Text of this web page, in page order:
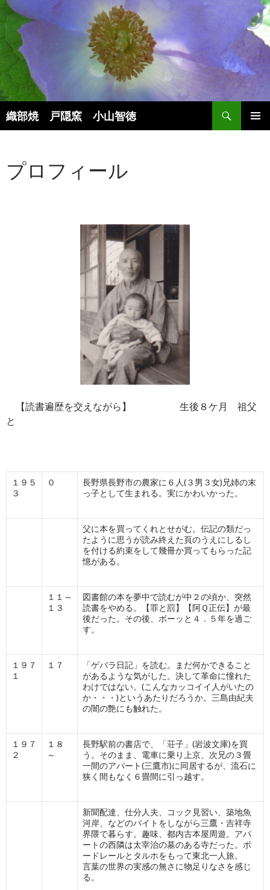
織部焼 戸隠窯 小山智徳
検
索
ン
ツ
プロフィール
【読書遍歴を交えながら】 生後８ケ月 祖父
と
１９５
３
０
長野県長野市の農家に６人(３男３女)兄姉の末
っ子として生まれる。実にかわいかった。
父に本を買ってくれとせがむ。伝記の類だっ
たように思うが読み終えた頁のうえにしるし
を付ける約束をして幾冊か買ってもらった記
憶がある。
１１～
１３
図書館の本を夢中で読むが中２の頃か、突然
読書をやめる。【罪と罰】【阿Ｑ正伝】が最
後だった。その後、ボーッと４．５年を過ご
す。
１９７
１
１７
「ゲバラ日記」を読む。まだ何かできること
があるような気がした。決して革命に憧れた
わけではない。(こんなカッコイイ人がいたの
か・・・)というあたりだろうか。三島由紀夫
の闇の艶にも触れた。
１９７
２
１８
～
長野駅前の書店で、「荘子」(岩波文庫)を買
う。そのまま、電車に乗り上京、次兄の３畳
一間のアパート(三鷹市)に同居するが、流石に
狭く間もなく６畳間に引っ越す。
新聞配達、仕分人夫、コック見習い、築地魚
河岸、などのバイトをしながら三鷹・吉祥寺
界隈で暮らす。趣味、都内古本屋周遊。アパ
ートの西隣は太宰治の墓のある寺だった。ボ
ードレールとタルホをもって東北一人旅。
言葉の世界の実感の無さに物足りなさを感じ
る。